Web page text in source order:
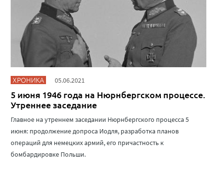
ХРОНИКА 05.06.2021
5 июня 1946 года на Нюрнбергском процессе.
Утреннее заседание
Главное на утреннем заседании Нюрнбергского процесса 5
июня: продолжение допроса Иодля, разработка планов
операций для немецких армий, его причастность к
бомбардировке Польши.